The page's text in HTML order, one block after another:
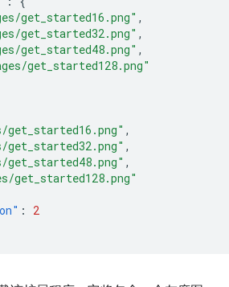
get_started16.png" ,
get_started32.png" ,
get_started48.png" ,
get_started128.png"
get_started16.png" ,
get_started32.png" ,
get_started48.png" ,
get_started128.png"
:
2